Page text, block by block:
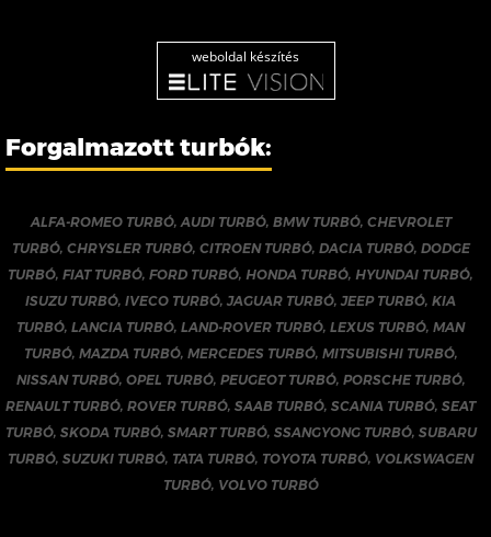
weboldal készítés
Forgalmazott turbók:
ALFA-ROMEO TURBÓ,AUDI TURBÓ, BMW TURBÓ, CHEVROLET
TURBÓ, CHRYSLER TURBÓ, CITROEN TURBÓ, DACIA TURBÓ, DODGE
TURBÓ,FIAT TURBÓ,FORD TURBÓ, HONDA TURBÓ, HYUNDAI TURBÓ,
ISUZU TURBÓ,IVECO TURBÓ,JAGUAR TURBÓ,JEEP TURBÓ,KIA
TURBÓ,LANCIA TURBÓ,LAND-ROVER TURBÓ,LEXUS TURBÓ,MAN
TURBÓ, MAZDA TURBÓ, MERCEDES TURBÓ, MITSUBISHI TURBÓ,
NISSAN TURBÓ, OPEL TURBÓ, PEUGEOT TURBÓ, PORSCHE TURBÓ,
RENAULT TURBÓ,ROVER TURBÓ,SAAB TURBÓ,SCANIA TURBÓ,SEAT
TURBÓ, SKODA TURBÓ, SMART TURBÓ, SSANGYONG TURBÓ, SUBARU
TURBÓ,SUZUKI TURBÓ, TATA TURBÓ, TOYOTA TURBÓ, VOLKSWAGEN
TURBÓ, VOLVO TURBÓ